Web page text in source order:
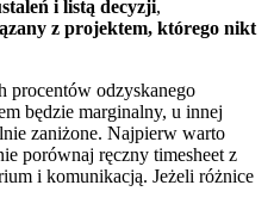
i listą decyzji,
z projektem, którego nikt
procentów odzyskanego
będzie marginalny, u innej
zaniżone. Najpierw warto
porównaj ręczny timesheet z
i komunikacją. Jeżeli różnice